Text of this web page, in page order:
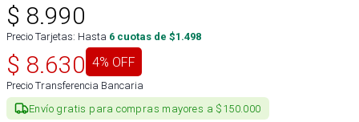
$ 8.990
Precio Tarjetas: Hasta 6 cuotas de $1.498
$ 8.630 4% OFF
Precio Transferencia Bancaria
Envío gratis para compras mayores a $150.000